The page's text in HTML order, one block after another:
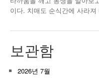
이다. 치매도 순식간에 사라져
보관함
2026년 7월